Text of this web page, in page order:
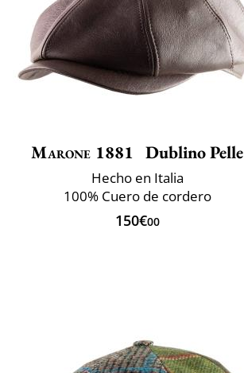
Marone 1881 Dublino Pelle
Hecho en Italia
100% Cuero de cordero
150€00